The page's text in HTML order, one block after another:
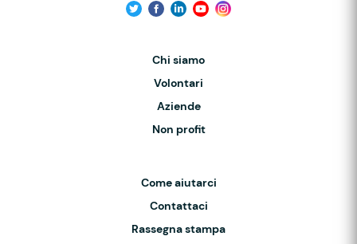
Chi siamo
Volontari
Aziende
Non profit
Come aiutarci
Contattaci
Rassegna stampa